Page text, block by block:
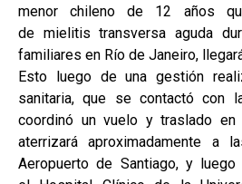
menor chileno de 12 años
de mielitis transversa aguda
familiares en Río de Janeiro,
Esto luego de una gestión
sanitaria, que se contactó con
coordinó un vuelo y traslado en
aterrizará aproximadamente a
Aeropuerto de Santiago, y